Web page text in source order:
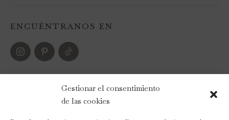
Gestionar el consentimiento
de las cookies
ENCUÉNTRANOS EN